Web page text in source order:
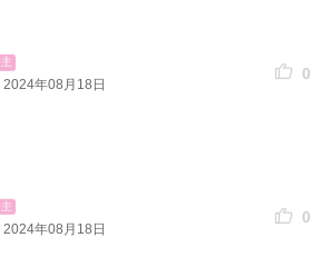
2024年08月18日
0
2024年08月18日
0